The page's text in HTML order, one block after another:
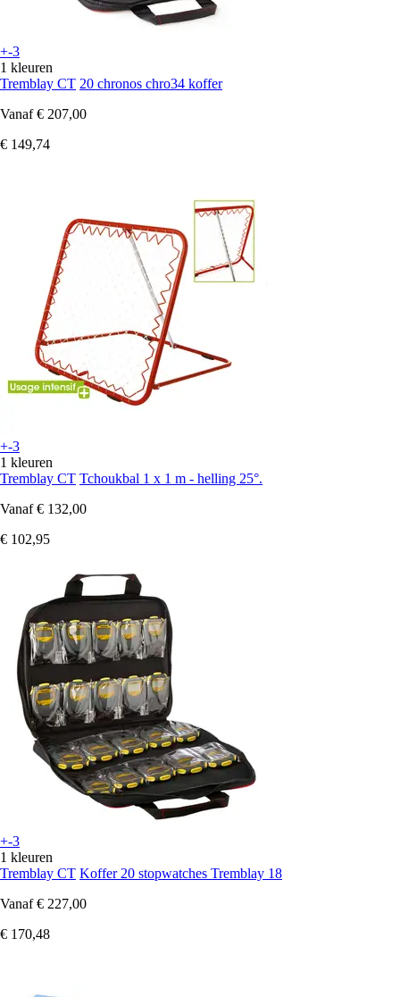
+-3
1 kleuren
Tremblay CT 20 chronos chro34 koffer
Vanaf € 207,00
€ 149,74
+-3
1 kleuren
Tremblay CT Tchoukbal 1 x 1 m - helling 25°.
Vanaf € 132,00
€ 102,95
+-3
1 kleuren
Tremblay CT Koffer 20 stopwatches Tremblay 18
Vanaf € 227,00
€ 170,48